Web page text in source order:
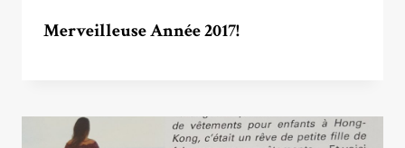
Merveilleuse Année 2017!